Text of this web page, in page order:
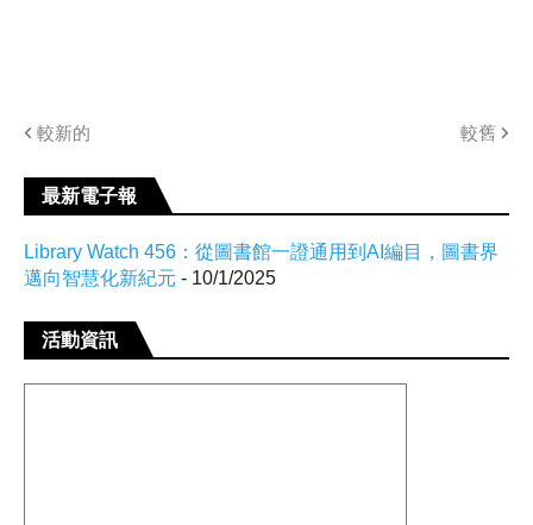
較新的 較舊
最新電子報
Library Watch 456：從圖書館一證通用到AI編目，圖書界
邁向智慧化新紀元 - 10/1/2025
活動資訊